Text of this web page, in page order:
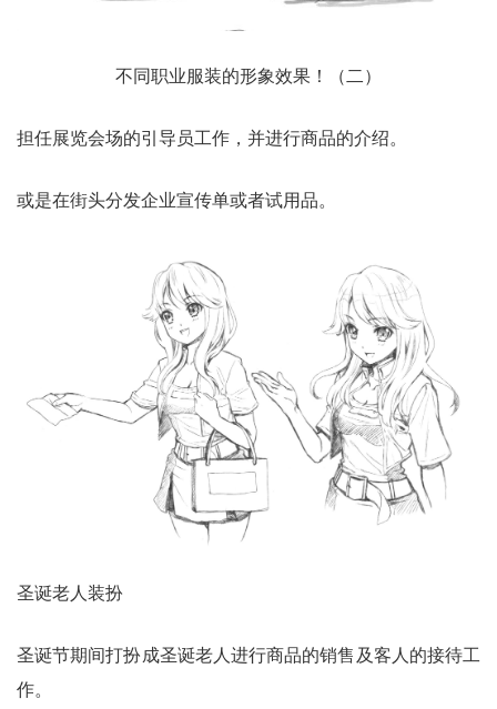
不同职业服装的形象效果！（二）
担任展览会场的引导员工作，并进行商品的介绍。
或是在街头分发企业宣传单或者试用品。
圣诞老人装扮
圣诞节期间打扮成圣诞老人进行商品的销售及客人的接待工
作。